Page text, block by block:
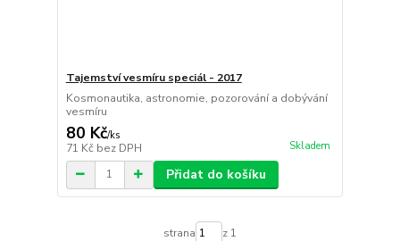
Tajemství vesmíru speciál - 2017
Kosmonautika, astronomie, pozorování a dobývání
vesmíru
80 Kč/ks
71 Kč bez DPH Skladem
Přidat do košíku
strana z 1